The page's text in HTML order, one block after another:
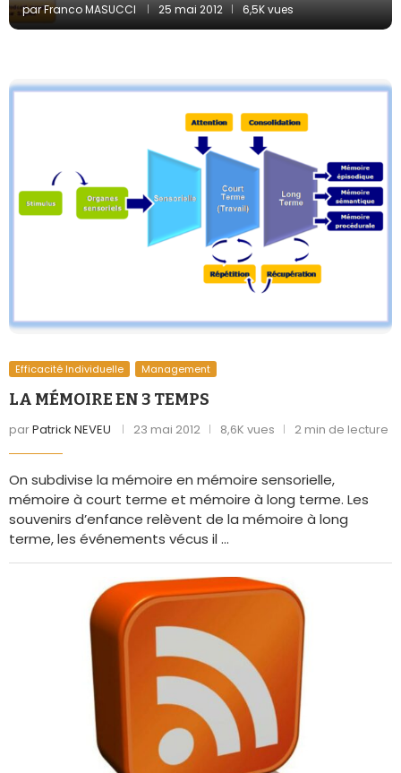
parFranco MASUCCI 25 mai 2012 6,5K vues
Efficacité Individuelle Management
LA MÉMOIRE EN 3 TEMPS
parPatrick NEVEU 23 mai 2012 8,6K vues 2 min de lecture
On subdivise la mémoire en mémoire sensorielle,
mémoire à court terme et mémoire à long terme. Les
souvenirs d’enfance relèvent de la mémoire à long
terme, les événements vécus il …